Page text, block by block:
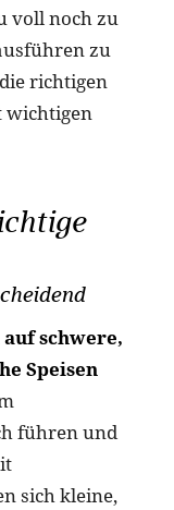
voll noch zu
zu
richtigen
wichtigen
auf schwere,
Speisen
führen und
sich kleine,